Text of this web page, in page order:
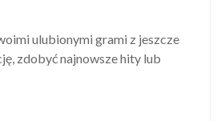
ulubionymi grami z jeszcze
zdobyć najnowsze hity lub